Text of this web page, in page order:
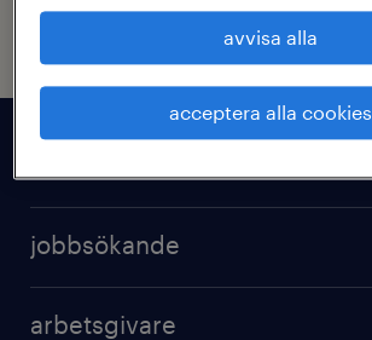
jobbsökande
arbetsgivare
avvisa alla
acceptera alla cookies